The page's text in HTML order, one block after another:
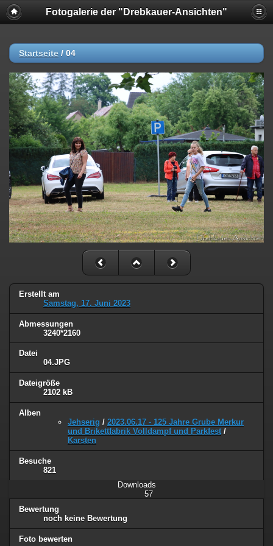
Fotogalerie der "Drebkauer-Ansichten"
Startseite / 04
Erstellt am
Samstag, 17. Juni 2023
Abmessungen
3240*2160
Datei
04.JPG
Dateigröße
2102 kB
Alben
Jehserig / 2023.06.17 - 125 Jahre Grube Merkur
und Brikettfabrik Volldampf und Parkfest /
Karsten
Besuche
821
Downloads
57
Bewertung
noch keine Bewertung
Foto bewerten